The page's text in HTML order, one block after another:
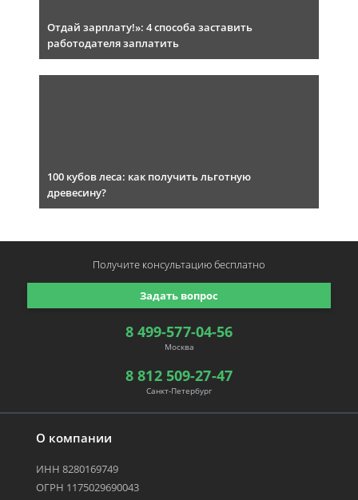
Отдай зарплату!»: 4 способа заставить
работодателя заплатить
100 кубов леса: как получить льготную
древесину?
О компании
ИНН 8280169749
ОГРН 1175029690043
8 499-577-04-56
Москва
8 812 509-27-47
Санкт-Петербург
Задать вопрос
Получите консультациюбесплатно